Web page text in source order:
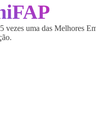
uma das Melhores